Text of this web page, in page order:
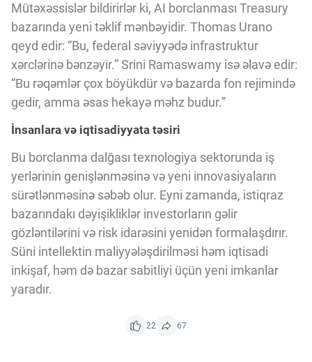
Mütəxəssislər bildirirlər ki, AI borclanması Treasury
bazarında yeni təklif mənbəyidir. Thomas Urano
qeyd edir: “Bu, federal səviyyədə infrastruktur
xərclərinə bənzəyir.” Srini Ramaswamy isə əlavə edir:
“Bu rəqəmlər çox böyükdür və bazarda fon rejimində
gedir, amma əsas hekayə məhz budur.”
İnsanlara və iqtisadiyyata təsiri
Bu borclanma dalğası texnologiya sektorunda iş
yerlərinin genişlənməsinə və yeni innovasiyaların
sürətlənməsinə səbəb olur. Eyni zamanda, istiqraz
bazarındakı dəyişikliklər investorların gəlir
gözləntilərini və risk idarəsini yenidən formalaşdırır.
Süni intellektin maliyyələşdirilməsi həm iqtisadi
inkişaf, həm də bazar sabitliyi üçün yeni imkanlar
yaradır.
22 67